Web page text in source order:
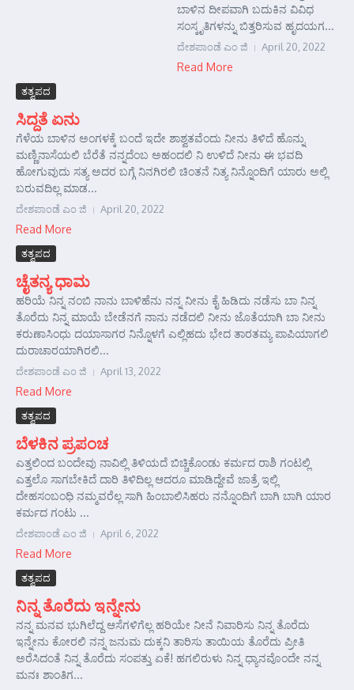
ಬಾಳಿನ ದೀಪವಾಗಿ ಬದುಕಿನ ವಿವಿಧ
ಸಂಸ್ಕೃತಿಗಳನ್ನು ಬಿತ್ತರಿಸುವ ಹೃದಯಗ...
ದೇಶಪಾಂಡೆ ಎಂ ಜಿ April 20, 2022
Read More
ತತ್ವಪದ
ಸಿದ್ದತೆ ಏನು
ಗೆಳೆಯ ಬಾಳಿನ ಅಂಗಳಕ್ಕೆ ಬಂದೆ ಇದೇ ಶಾಶ್ವತವೆಂದು ನೀನು ತಿಳಿದೆ ಹೊನ್ನು
ಮಣ್ಣಿನಾಸೆಯಲಿ ಬೆರೆತೆ ನನ್ನದೆಂಬ ಅಹಂದಲಿ ನಿ ಉಳಿದೆ ನೀನು ಈ ಭವದಿ
ಹೋಗುವುದು ಸತ್ಯ ಅದರ ಬಗ್ಗೆ ನಿನಗಿರಲಿ ಚಿಂತನೆ ನಿತ್ಯ ನಿನ್ನೊಂದಿಗೆ ಯಾರು ಅಲ್ಲಿ
ಬರುವದಿಲ್ಲ ಮಾಡ...
ದೇಶಪಾಂಡೆ ಎಂ ಜಿ April 20, 2022
Read More
ತತ್ವಪದ
ಚೈತನ್ಯ ಧಾಮ
ಹರಿಯೆ ನಿನ್ನ ನಂಬಿ ನಾನು ಬಾಳಿಹೆನು ನನ್ನ ನೀನು ಕೈ ಹಿಡಿದು ನಡೆಸು ಬಾ ನಿನ್ನ
ತೊರೆದು ನಿನ್ನ ಮಾಯೆ ಬೇಡೆನಗೆ ನಾನು ನಡೆದಲಿ ನೀನು ಜೊತೆಯಾಗಿ ಬಾ ನೀನು
ಕರುಣಾಸಿಂಧು ದಯಾಸಾಗರ ನಿನ್ನೊಳಗೆ ಎಲ್ಲಿಹದು ಭೇದ ತಾರತಮ್ಯ ಪಾಪಿಯಾಗಲಿ
ದುರಾಚಾರಯಾಗಿರಲಿ...
ದೇಶಪಾಂಡೆ ಎಂ ಜಿ April 13, 2022
Read More
ತತ್ವಪದ
ಬೆಳಕಿನ ಪ್ರಪಂಚ
ಎತ್ತಲಿಂದ ಬಂದೇವು ನಾವಿಲ್ಲಿ ತಿಳಿಯದೆ ಬಿಚ್ಚಿಕೊಂಡು ಕರ್ಮದ ರಾಶಿ ಗಂಟಲ್ಲಿ
ಎತ್ತಲೊ ಸಾಗಬೇಕಿದೆ ದಾರಿ ತಿಳಿದಿಲ್ಲ ಆದರೂ ಮಾಡಿದ್ದೇವೆ ಜಾತ್ರೆ ಇಲ್ಲಿ
ದೇಹಸಂಬಂಧಿ ನಮ್ಮವರೆಲ್ಲ ಸಾಗಿ ಹಿಂಬಾಲಿಸಿಹರು ನನ್ನೊಂದಿಗೆ ಬಾಗಿ ಬಾಗಿ ಯಾರ
ಕರ್ಮದ ಗಂಟು ...
ದೇಶಪಾಂಡೆ ಎಂ ಜಿ April 6, 2022
Read More
ತತ್ವಪದ
ನಿನ್ನ ತೊರೆದು ಇನ್ನೇನು
ನನ್ನ ಮನವ ಭುಗಿಲೆದ್ದ ಆಸೆಗಳಿಗೆಲ್ಲ ಹರಿಯೇ ನೀನೆ ನಿವಾರಿಸು ನಿನ್ನ ತೊರೆದು
ಇನ್ನೇನು ಕೋರಲಿ ನನ್ನ ಜನುಮ ದುಕ್ಕನಿ ತಾರಿಸು ತಾಯಿಯ ತೊರೆದು ಪ್ರೀತಿ
ಅರೆಸಿದಂತೆ ನಿನ್ನ ತೊರೆದು ಸಂಪತ್ತು ಏಕೆ! ಹಗಲಿರುಳು ನಿನ್ನ ಧ್ಯಾನವೊಂದೇ ನನ್ನ
ಮನಃ ಶಾಂತಿಗ...